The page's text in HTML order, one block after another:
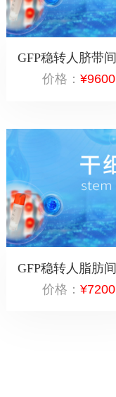
价格：¥9600
价格：¥7200